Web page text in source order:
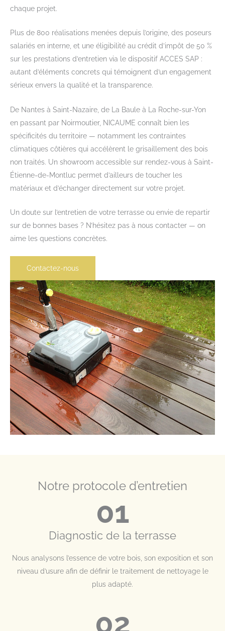
chaque projet.
Plus de 800 réalisations menées depuis l’origine, des poseurs
salariés en interne, et une éligibilité au crédit d’impôt de 50 %
sur les prestations d’entretien via le dispositif ACCES SAP :
autant d’éléments concrets qui témoignent d’un engagement
sérieux envers la qualité et la transparence.
De Nantes à Saint-Nazaire, de La Baule à La Roche-sur-Yon
en passant par Noirmoutier, NICAUME connaît bien les
spécificités du territoire — notamment les contraintes
climatiques côtières qui accélèrent le grisaillement des bois
non traités. Un showroom accessible sur rendez-vous à Saint-
Étienne-de-Montluc permet d’ailleurs de toucher les
matériaux et d’échanger directement sur votre projet.
Un doute sur l’entretien de votre terrasse ou envie de repartir
sur de bonnes bases ? N’hésitez pas à nous contacter — on
aime les questions concrètes.
Contactez-nous
Notre protocole d’entretien
01
Diagnostic de la terrasse
Nous analysons l’essence de votre bois, son exposition et son
niveau d’usure afin de définir le traitement de nettoyage le
plus adapté.
02